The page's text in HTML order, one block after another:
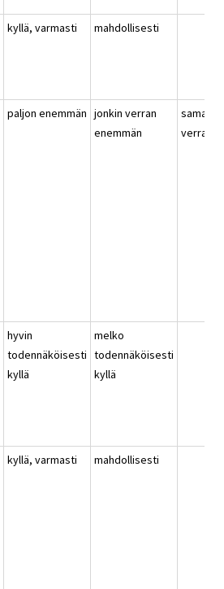
kyllä, varmasti mahdollisesti
paljon enemmän jonkin verran
enemmän
saman
verran
hyvin
todennäköisesti
kyllä
melko
todennäköisesti
kyllä
kyllä, varmasti mahdollisesti